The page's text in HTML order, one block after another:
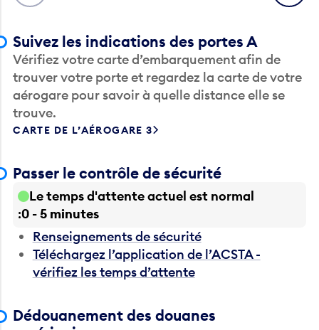
Suivez les indications des portes A
Vérifiez votre carte d’embarquement afin de
trouver votre porte et regardez la carte de votre
aérogare pour savoir à quelle distance elle se
trouve.
CARTE DE L’AÉROGARE 3
Passer le contrôle de sécurité
Le temps d'attente actuel est normal
0 - 5 minutes
Renseignements de sécurité
Téléchargez l’application de l’ACSTA -
vérifiez les temps d’attente
Dédouanement des douanes